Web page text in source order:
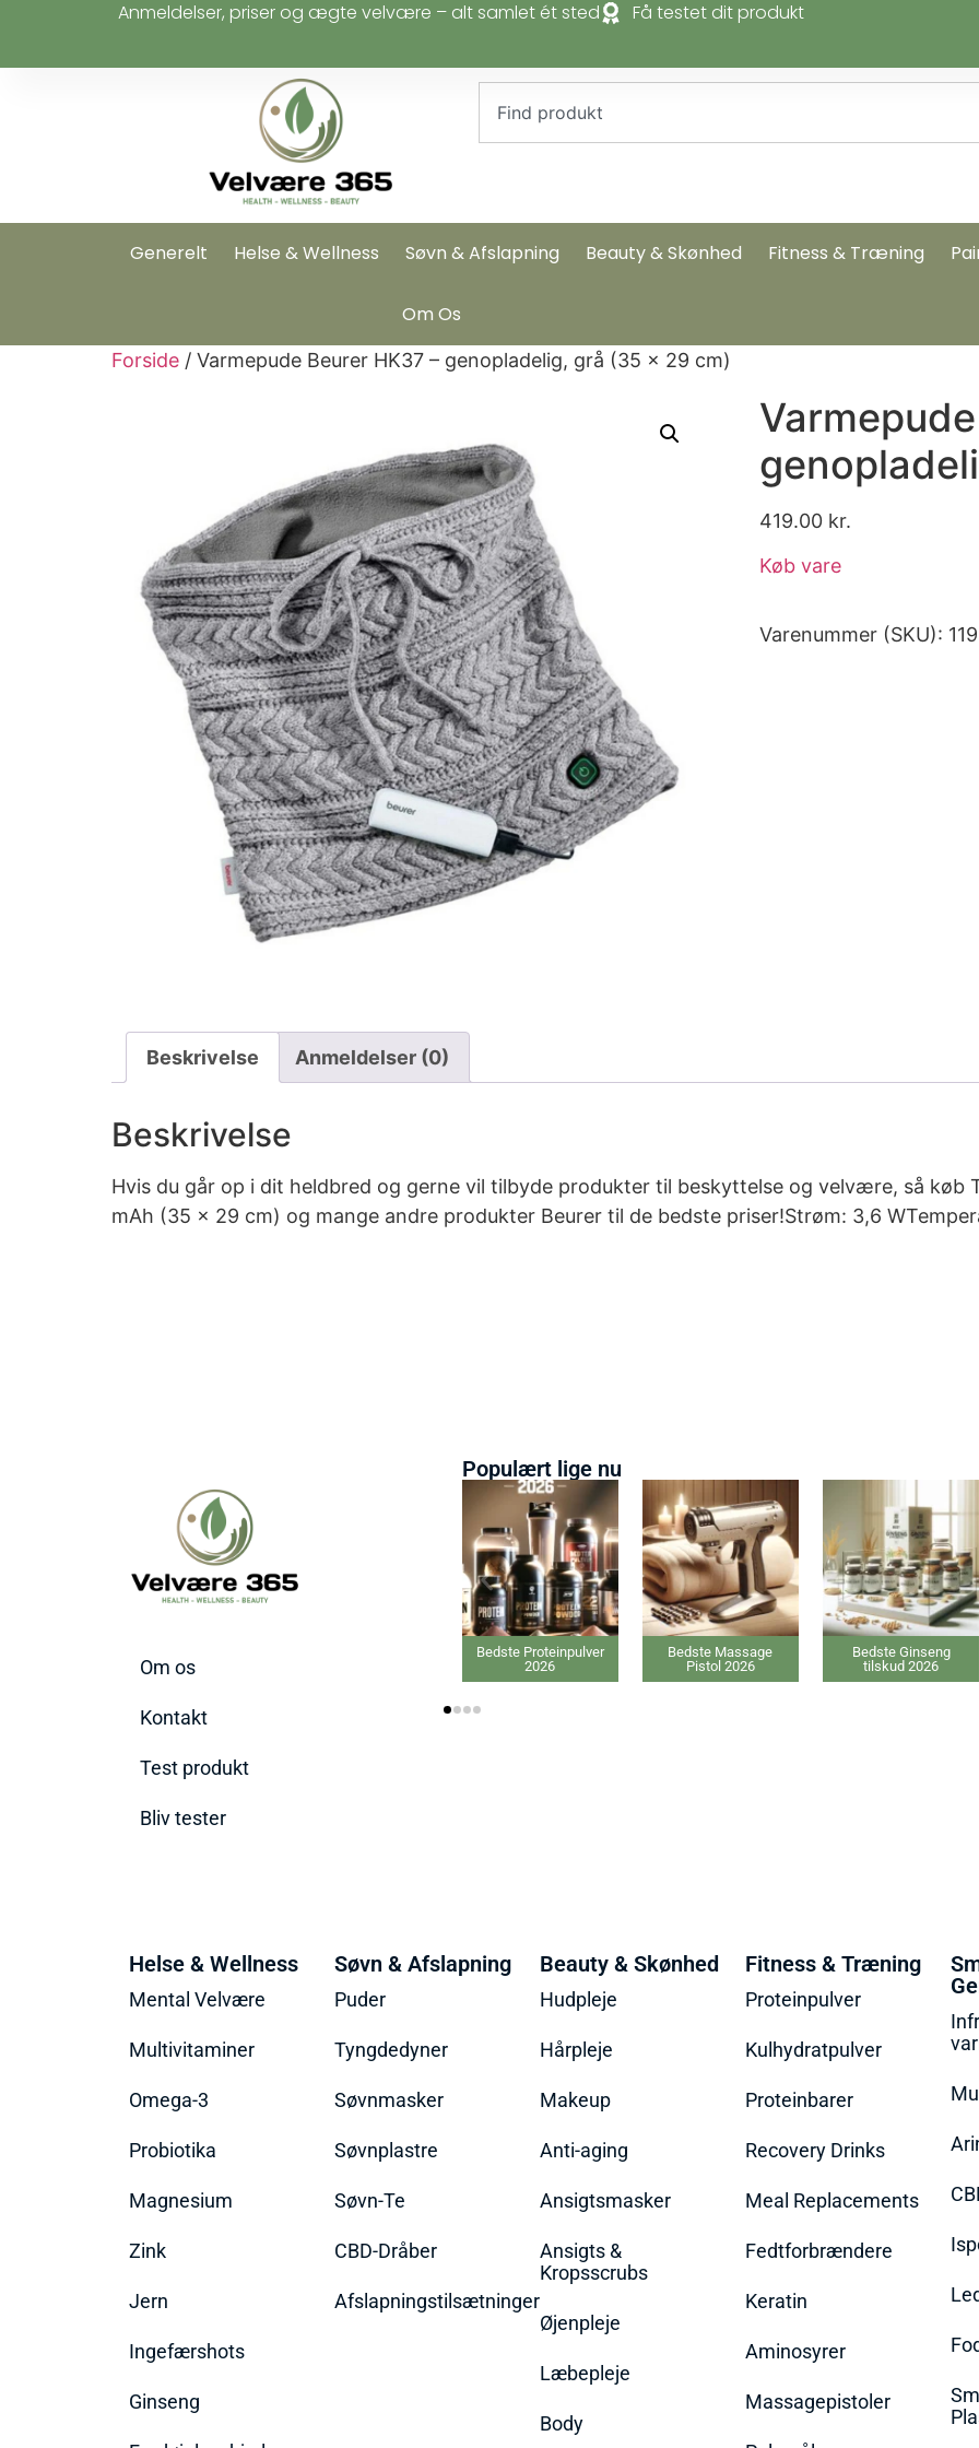
Anmeldelser, priser og ægte velvære – alt samlet ét sted Få testet dit produkt
Generelt Helse & Wellness Søvn & Afslapning Beauty & Skønhed Fitness & Træning
Om Os
Forside / Varmepude Beurer HK37 – genopladelig, grå (35 × 29 cm)
419.00 kr.
Køb vare
Varenummer (SKU):
Beskrivelse Anmeldelser (0)
Beskrivelse
Hvis du går op i dit heldbred og gerne vil tilbyde produkter til beskyttelse og velvære, så køb
mAh (35 x 29 cm) og mange andre produkter Beurer til de bedste priser!Strøm: 3,6
Om os
Kontakt
Test produkt
Bliv tester
Populært lige nu
Bedste Proteinpulver
2026
Bedste Massage
Pistol 2026
Bedste Ginseng
tilskud 2026
Helse & Wellness
Mental Velvære
Multivitaminer
Omega-3
Probiotika
Magnesium
Zink
Jern
Ingefærshots
Ginseng
Søvn & Afslapning
Puder
Tyngdedyner
Søvnmasker
Søvnplastre
Søvn-Te
CBD-Dråber
Afslapningstilsætninger
Beauty & Skønhed
Hudpleje
Hårpleje
Makeup
Anti-aging
Ansigtsmasker
Ansigts &
Kropsscrubs
Øjenpleje
Læbepleje
Body
Fitness & Træning
Proteinpulver
Kulhydratpulver
Proteinbarer
Recovery Drinks
Meal Replacements
Fedtforbrændere
Keratin
Aminosyrer
Massagepistoler